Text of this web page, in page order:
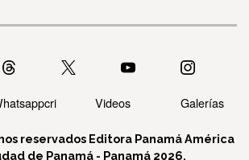
Videos Galerías
reservados Editora Panamá América
de Panamá - Panamá 2026.